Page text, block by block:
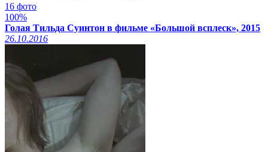
16 фото
100%
Голая Тильда Суинтон в фильме «Большой всплеск», 2015
26.10.2016